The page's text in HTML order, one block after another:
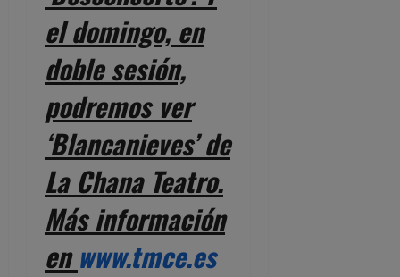
el domingo, en
doble sesión,
podremos ver
‘Blancanieves’ de
La Chana Teatro.
Más información
enwww.tmce.es